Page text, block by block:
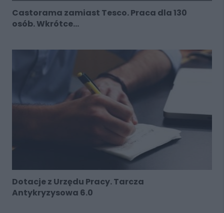
Castorama zamiast Tesco. Praca dla 130
osób. Wkrótce...
Dotacje z Urzędu Pracy. Tarcza
Antykryzysowa 6.0